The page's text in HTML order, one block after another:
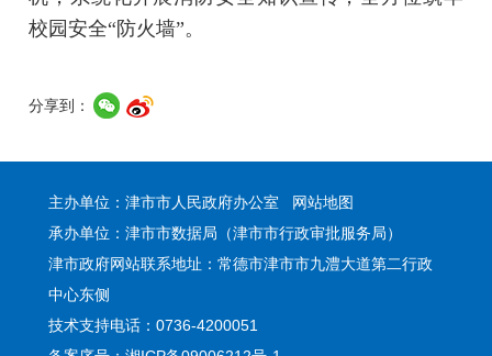
校园安全“防火墙”。
分享到：
主办单位：津市市人民政府办公室 网站地图
承办单位：津市市数据局（津市市行政审批服务局）
津市政府网站联系地址：常德市津市市九澧大道第二行政
中心东侧
技术支持电话：0736-4200051